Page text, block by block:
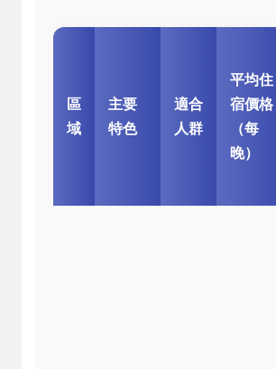
區
域
主要
特色
適合
人群
平均住
宿價格
（每
晚）